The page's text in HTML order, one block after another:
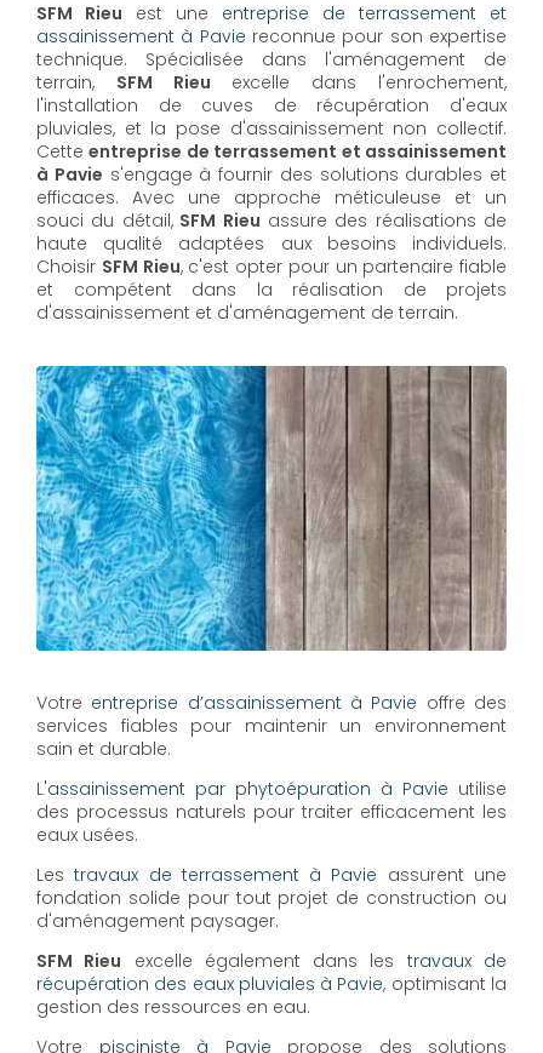
SFM Rieu est une entreprise de terrassement et
assainissement à Pavie reconnue pour son expertise
technique. Spécialisée dans l'aménagement de
terrain, SFM Rieu excelle dans l'enrochement,
l'installation de cuves de récupération d'eaux
pluviales, et la pose d'assainissement non collectif.
Cetteentreprise de terrassement et assainissement
à Pavie s'engage à fournir des solutions durables et
efficaces. Avec une approche méticuleuse et un
souci du détail,SFM Rieu assure des réalisations de
haute qualité adaptées aux besoins individuels.
Choisir SFM Rieu, c'est opter pour un partenaire fiable
et compétent dans la réalisation de projets
d'assainissement et d'aménagement de terrain.
Votre entreprise d’assainissement à Pavie offre des
services fiables pour maintenir un environnement
sain et durable.
L'assainissement par phytoépuration à Pavie utilise
des processus naturels pour traiter efficacement les
eaux usées.
Lestravaux de terrassement à Pavie assurent une
fondation solide pour tout projet de construction ou
d'aménagement paysager.
SFM Rieu excelle également dans les travaux de
récupération des eaux pluviales à Pavie, optimisant la
gestion des ressources en eau.
Votre pisciniste à Pavie propose des solutions